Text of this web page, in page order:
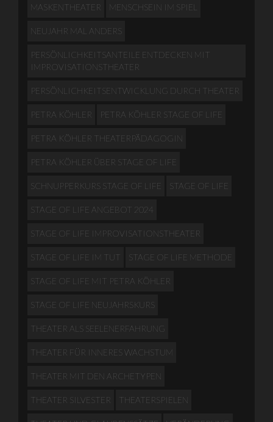
MASKENTHEATER MENSCHSEIN IM SPIEL
NEUJAHR MAL ANDERS
PERSÖNLICHKEITSANTEILE ENTDECKEN MIT
IMPROVISATIONSTHEATER
PERSÖNLICHKEITSENTWICKLUNG DURCH THEATER
PETRA KÖHLER PETRA KÖHLER STAGE OF LIFE
PETRA KÖHLER THEATERPÄDAGOGIN
PETRA KÖHLER ÜBER STAGE OF LIFE
SCHNUPPERKURS STAGE OF LIFE STAGE OF LIFE
STAGE OF LIFE ANGEBOT 2024
STAGE OF LIFE IMPROVISATIONSTHEATER
STAGE OF LIFE IM TUT STAGE OF LIFE METHODE
STAGE OF LIFE MIT PETRA KÖHLER
STAGE OF LIFE NEUJAHRSKURS
THEATER ALS SEELENERFAHRUNG
THEATER FÜR INNERES WACHSTUM
THEATER MIT DEN ARCHETYPEN
THEATER SILVESTER THEATERSPIELEN